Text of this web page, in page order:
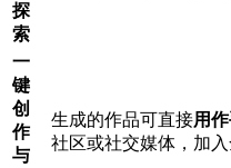
探
索
一
键
创
作
与
生成的作品可直接用
社区或社交媒体，加